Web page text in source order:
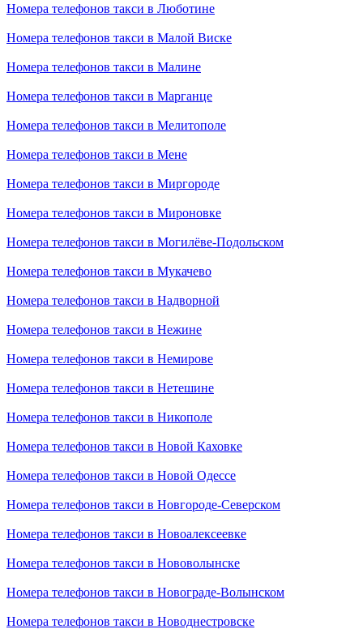
Номера телефонов такси в Люботине
Номера телефонов такси в Малой Виске
Номера телефонов такси в Малине
Номера телефонов такси в Марганце
Номера телефонов такси в Мелитополе
Номера телефонов такси в Мене
Номера телефонов такси в Миргороде
Номера телефонов такси в Мироновке
Номера телефонов такси в Могилёве-Подольском
Номера телефонов такси в Мукачево
Номера телефонов такси в Надворной
Номера телефонов такси в Нежине
Номера телефонов такси в Немирове
Номера телефонов такси в Нетешине
Номера телефонов такси в Никополе
Номера телефонов такси в Новой Каховке
Номера телефонов такси в Новой Одессе
Номера телефонов такси в Новгороде-Северском
Номера телефонов такси в Новоалексеевке
Номера телефонов такси в Нововолынске
Номера телефонов такси в Новограде-Волынском
Номера телефонов такси в Новоднестровске